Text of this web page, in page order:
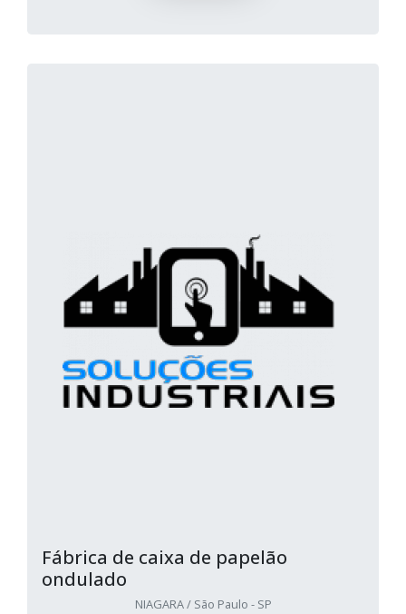
Fábrica de caixa de papelão
ondulado
NIAGARA / São Paulo - SP